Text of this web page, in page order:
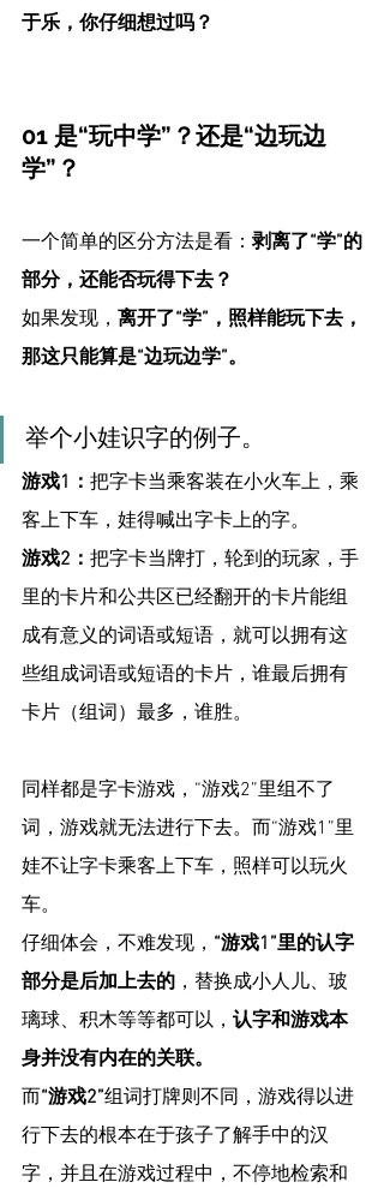
于乐，你仔细想过吗？
01 是“玩中学”？还是“边玩边
学”？
一个简单的区分方法是看： 剥离了“学”的
部分，还能否玩得下去？
如果发现， 离开了“学”，照样能玩下去，
那这只能算是“边玩边学”。
举个小娃识字的例子。
游戏1： 把字卡当乘客装在小火车上，乘
客上下车，娃得喊出字卡上的字。
游戏2： 把字卡当牌打，轮到的玩家，手
里的卡片和公共区已经翻开的卡片能组
成有意义的词语或短语，就可以拥有这
些组成词语或短语的卡片，谁最后拥有
卡片（组词）最多，谁胜。
同样都是字卡游戏，“游戏2”里组不了
词，游戏就无法进行下去。而“游戏1”里
娃不让字卡乘客上下车，照样可以玩火
车。
仔细体会，不难发现， “游戏1”里的认字
部分是后加上去的 ，替换成小人儿、玻
璃球、积木等等都可以， 认字和游戏本
身并没有内在的关联。
而“游戏2”组词打牌则不同，游戏得以进
行下去的根本在于孩子了解手中的汉
字，并且在游戏过程中，不停地检索和